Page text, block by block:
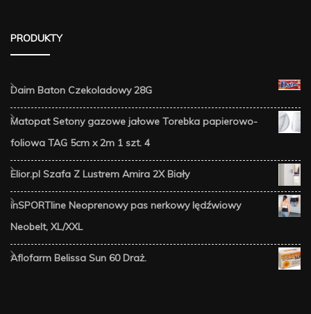
PRODUKTY
Daim Baton Czekoladowy 28G
Matopat Setony gazowe jałowe Torebka papierowo-
foliowa TAG 5cm x 2m 1 szt. 4
Elior.pl Szafa Z Lustrem Amira 2X Biały
inSPORTline Neoprenowy pas nerkowy lędźwiowy
Neobelt, XL/XXL
Aflofarm Belissa Sun 60 Draż.